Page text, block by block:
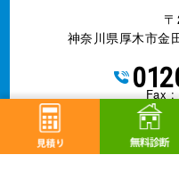
神奈川県厚木市金
Fax :
営業電
営業時間